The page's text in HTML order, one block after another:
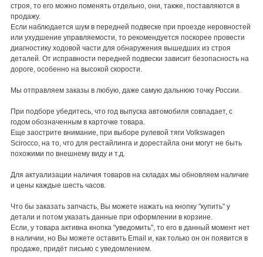
строя, то его можно поменять отдельно, они, также, поставляются в
продажу.
Если наблюдается шум в передней подвеске при проезде неровностей
или ухудшение управляемости, то рекомендуется поскорее провести
диагностику ходовой части для обнаружения вышедших из строя
деталей. От исправности передней подвески зависит безопасность на
дороге, особенно на высокой скорости.
Мы отправляем заказы в любую, даже самую дальнюю точку России.
При подборе убедитесь, что год выпуска автомобиля совпадает, с
годом обозначенным в карточке товара.
Еще заострите внимание, при выборе рулевой тяги Volkswagen
Scirocco, на то, что для рестайлинга и дорестайла они могут не быть
похожими по внешнему виду и т.д.
Для актуализации наличия товаров на складах мы обновляем наличие
и цены каждые шесть часов.
Что бы заказать запчасть, Вы можете нажать на кнопку "купить" у
детали и потом указать данные при оформлении в корзине.
Если, у товара активна кнопка "уведомить", то его в данный момент нет
в наличии, но Вы можете оставить Email и, как только он он появится в
продаже, придёт письмо с уведомлением.